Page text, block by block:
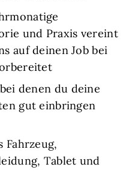
und Praxis vereint
auf deinen Job bei
denen du deine
gut einbringen
Fahrzeug,
Tablet und